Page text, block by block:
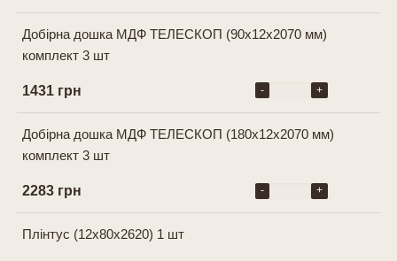
Добірна дошка МДФ ТЕЛЕСКОП (90х12х2070 мм)
комплект 3 шт
1431 грн - +
Добірна дошка МДФ ТЕЛЕСКОП (180х12х2070 мм)
комплект 3 шт
2283 грн - +
Плінтус (12x80x2620) 1 шт